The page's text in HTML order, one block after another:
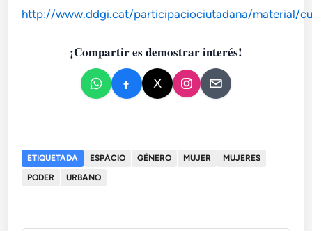
http://www.ddgi.cat/participaciociutadana/material/
¡Compartir es demostrar interés!
ETIQUETADA ESPACIO GÉNERO MUJER
MUJERES
PODER
URBANO